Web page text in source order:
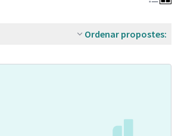
Ordenar propostes: